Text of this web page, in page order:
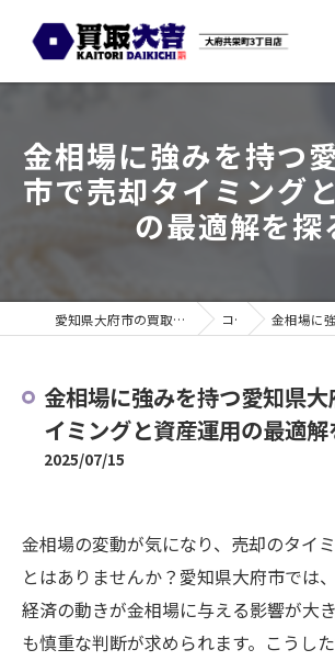
金相場に強みを持つ
市で売却タイミング
の最適解を探
愛知県大府市の買取なら買取大吉 大府共栄町3丁目店 コラム 金相場に強みを持つ愛知
金相場に強みを持つ愛知県
イミングと資産運用の最適解
2025/07/15
金相場の変動が気になり、売却のタイ
とはありませんか？愛知県大府市では
経済の動きが金相場に与える影響が大
も慎重な判断が求められます。こうし